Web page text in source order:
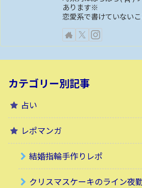
あります※
恋愛系で書けていない
カテゴリー別記事
占い
レポマンガ
結婚指輪手作りレポ
クリスマスケーキのライン夜